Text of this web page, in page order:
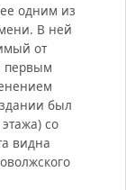
одним из
В ней
от
первым
был
со
видна